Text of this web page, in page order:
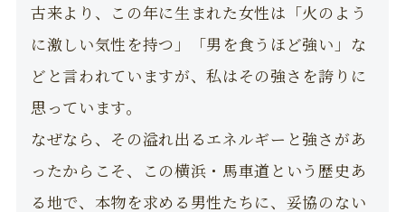
古来より、この年に生まれた女性は「火のよう
に激しい気性を持つ」「男を食うほど強い」な
どと言われていますが、私はその強さを誇りに
思っています。
なぜなら、その溢れ出るエネルギーと強さがあ
ったからこそ、この横浜・馬車道という歴史あ
る地で、本物を求める男性たちに、妥協のない